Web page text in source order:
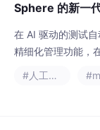
Sphere 的新一
在 AI 驱动的测试
精细化管理功能，
推动测试工作向
#人工智能